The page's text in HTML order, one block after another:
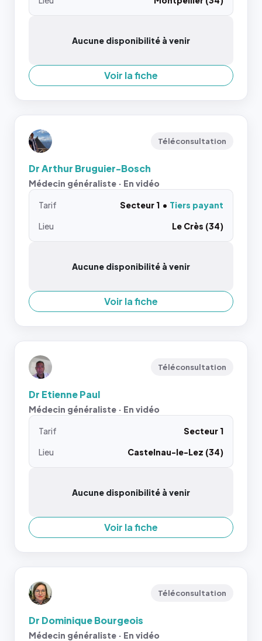
Aucune disponibilité à venir
Voir la fiche
Téléconsultation
Dr Arthur Bruguier-Bosch
Médecin généraliste · En vidéo
Tarif Secteur 1
Tiers payant
Lieu
Le Crès (34)
Aucune disponibilité à venir
Voir la fiche
Téléconsultation
Dr Etienne Paul
Médecin généraliste · En vidéo
Tarif
Secteur 1
Lieu
Castelnau-le-Lez (34)
Aucune disponibilité à venir
Voir la fiche
Téléconsultation
Dr Dominique Bourgeois
Médecin généraliste · En vidéo